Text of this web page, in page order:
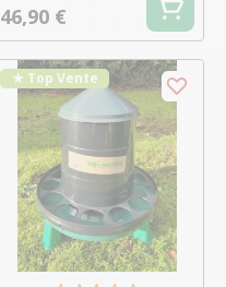
46,90 €
★ Top Vente